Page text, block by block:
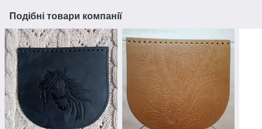
Подібні товари компанії